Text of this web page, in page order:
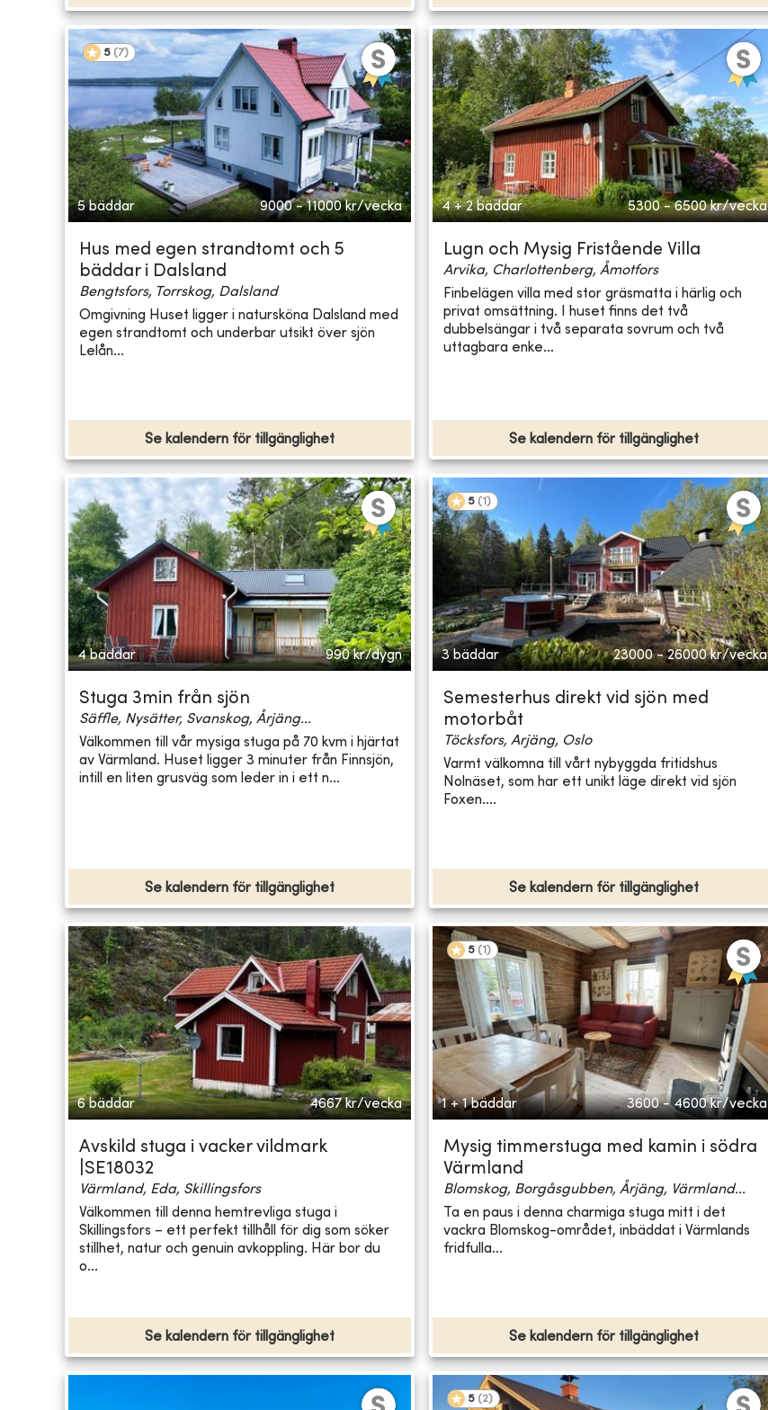
5 (7)
5 bäddar 9000 - 11000 kr/vecka
Hus med egen strandtomt och 5
bäddar i Dalsland
Bengtsfors, Torrskog, Dalsland
Omgivning Huset ligger i natursköna Dalsland med
egen strandtomt och underbar utsikt över sjön
Lelån...
Se kalendern för tillgänglighet
4 + 2 bäddar 5300 - 6500 kr/vecka
Lugn och Mysig Fristående Villa
Arvika, Charlottenberg, Åmotfors
Finbelägen villa med stor gräsmatta i härlig och
privat omsättning. I huset finns det två
dubbelsängar i två separata sovrum och två
uttagbara enke...
Se kalendern för tillgänglighet
4 bäddar 990 kr/dygn
Stuga 3min från sjön
Säffle, Nysätter, Svanskog, Årjäng...
Välkommen till vår mysiga stuga på 70 kvm i hjärtat
av Värmland. Huset ligger 3 minuter från Finnsjön,
intill en liten grusväg som leder in i ett n...
Se kalendern för tillgänglighet
5 (1 )
3 bäddar 23000 - 26000 kr/vecka
Semesterhus direkt vid sjön med
motorbåt
Töcksfors, Arjäng, Oslo
Varmt välkomna till vårt nybyggda fritidshus
Nolnäset, som har ett unikt läge direkt vid sjön
Foxen....
Se kalendern för tillgänglighet
6 bäddar 4667 kr/vecka
Avskild stuga i vacker vildmark
|SE18032
Värmland, Eda, Skillingsfors
Välkommen till denna hemtrevliga stuga i
Skillingsfors – ett perfekt tillhåll för dig som söker
stillhet, natur och genuin avkoppling. Här bor du
o...
Se kalendern för tillgänglighet
5 (1 )
1 + 1 bäddar 3600 - 4600 kr/vecka
Mysig timmerstuga med kamin i södra
Värmland
Blomskog, Borgåsgubben, Årjäng, Värmland...
Ta en paus i denna charmiga stuga mitt i det
vackra Blomskog-området, inbäddat i Värmlands
fridfulla...
Se kalendern för tillgänglighet
5 (2)